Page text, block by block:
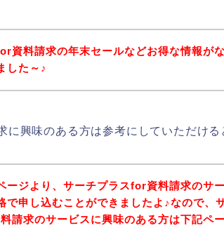
資料請求の年末セールなどお得な情報が
した～♪
に興味のある方は参考にしていただける
ージより、サーチプラスfor資料請求のサ
で申し込むことができましたよ♪なので、
請求のサービスに興味のある方は下記ペ